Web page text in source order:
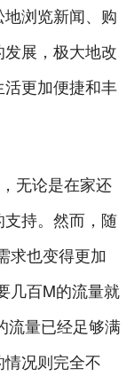
浏览新闻、购
展，极大地改
更加便捷和丰
无论是在家还
持。然而，随
求也变得更加
几百M的流量就
流量已经足够满
况则完全不